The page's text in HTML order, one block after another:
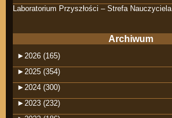
Laboratorium Przyszłości – Strefa Nauczyciela
Archiwum
► 2026 (165)
► 2025 (354)
► 2024 (300)
► 2023 (232)